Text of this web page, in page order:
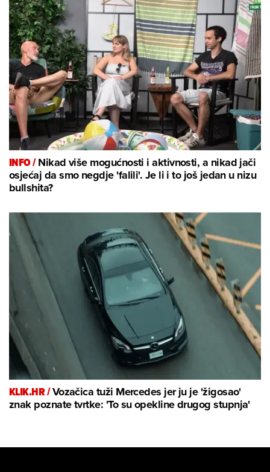
INFO /Nikad više mogućnosti i aktivnosti, a nikad jači
osjećaj da smo negdje 'falili'. Je li i to još jedan u nizu
bullshita?
KLIK.HR /Vozačica tuži Mercedes jer ju je 'žigosao'
znak poznate tvrtke: 'To su opekline drugog stupnja'